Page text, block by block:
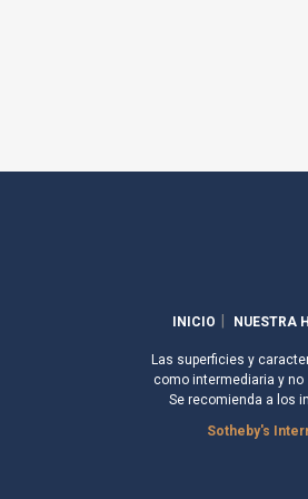
INICIO NUESTRA
Las superficies y
como intermediaria y
Se recomienda a los
Sotheby's